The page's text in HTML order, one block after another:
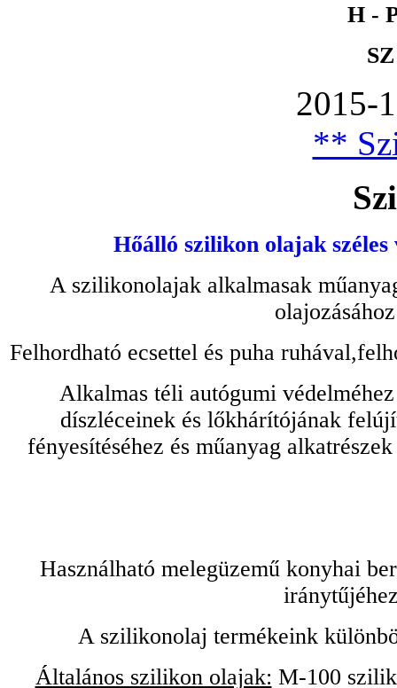
H -
2015-
**
Hőálló szilikon olajak
A szilikonolajak alkalmasak
Felhordható ecsettel és puha
Alkalmas téli autógumi
díszléceinek és lőkhárítójának
fényesítéséhez és műanyag
Használható melegüzemű konyhai
A szilikonolaj termékeink
Általános szilikon olajak: M-100